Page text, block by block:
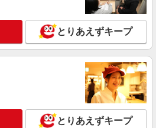
会社 東関東コーディネートセンター
ん長期］サポート事務☆残業少なめ○
県つくば市／最寄駅：つくば駅 ≪車通
車場代のサポートあり♪
とりあえずキープ
とりあえずキープ